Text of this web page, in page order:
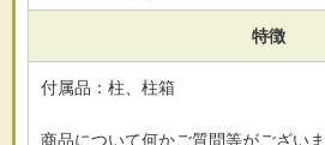
特徴
付属品：柱、柱箱
商品について何かご質問等がござい